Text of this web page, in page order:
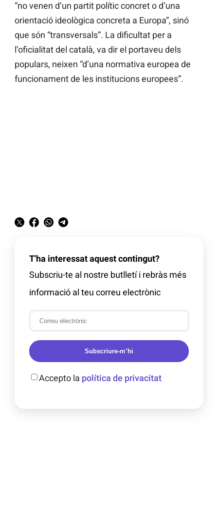
“no venen d’un partit polític concret o d’una
orientació ideològica concreta a Europa”, sinó
que són “transversals”. La dificultat per a
l’oficialitat del català, va dir el portaveu dels
populars, neixen “d’una normativa europea de
funcionament de les institucions europees”.
T'ha interessat aquest contingut?
Subscriu-te al nostre butlletí i rebràs més
informació al teu correu electrònic
Subscriure-m’hi
Accepto la política de privacitat